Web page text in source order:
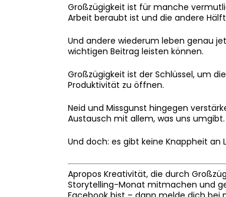
Großzügigkeit ist für manche
Arbeit beraubt ist und die andere
Und andere wiederum leben genau
wichtigen Beitrag leisten können.
Großzügigkeit ist der Schlüssel, um
Produktivität zu öffnen.
Neid und Missgunst hingegen
Austausch mit allem, was uns umgibt.
Und doch: es gibt keine Knappheit an
Apropos Kreativität, die durch
Storytelling-Monat mitmachen und